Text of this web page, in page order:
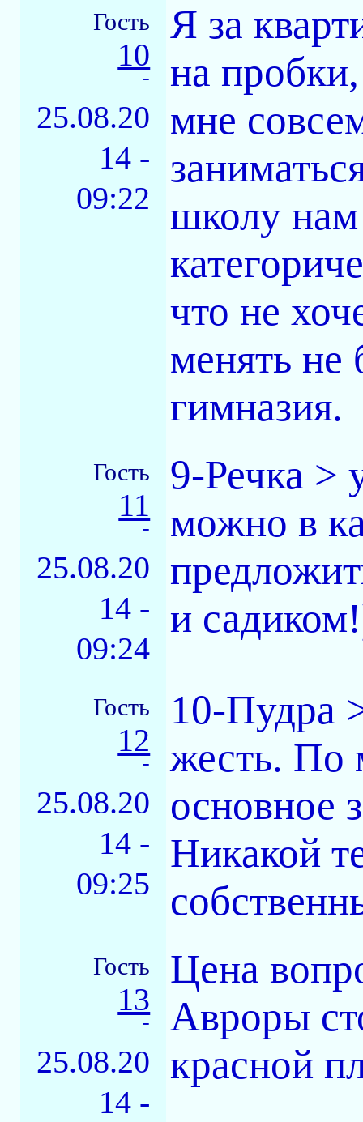
Гость
10
-
25.08.20
14 -
09:22
Я за
на
мне
школу
что не
менять
гимназия.
Гость
11
-
25.08.20
14 -
09:24
9-Речка >
можно в
и
Гость
12
-
25.08.20
14 -
09:25
10-Пудра
жесть. По
основное
Никакой
Гость
13
-
25.08.20
14 -
Цена
Авроры
красной